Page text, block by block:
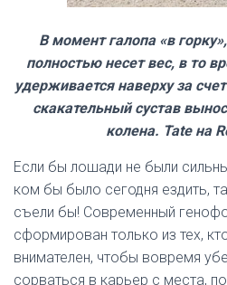
В момент галопа «в
полностью несет вес, в то
удерживается наверху за
скакательный сустав
колена. Tate на
Если бы лошади не были
ком бы было сегодня ездить,
съели бы! Современный
сформирован только из тех,
внимателен, чтобы вовремя
сорваться в карьер с места,